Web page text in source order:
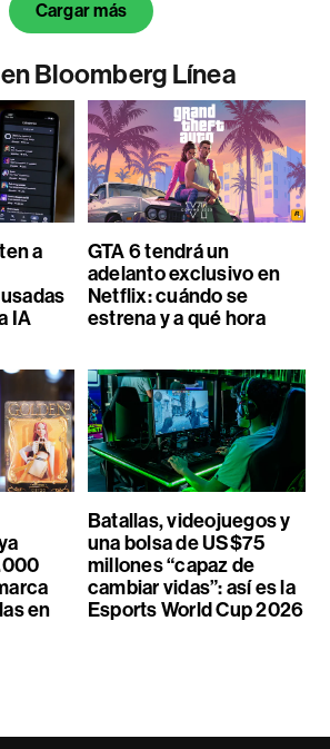
Cargar más
Bloomberg Línea
a
IA
GTA 6 tendrá un
adelanto exclusivo en
Netflix: cuándo se
estrena y a qué hora
en
Batallas, videojuegos y
una bolsa de US$75
millones “capaz de
cambiar vidas”: así es la
Esports World Cup 2026